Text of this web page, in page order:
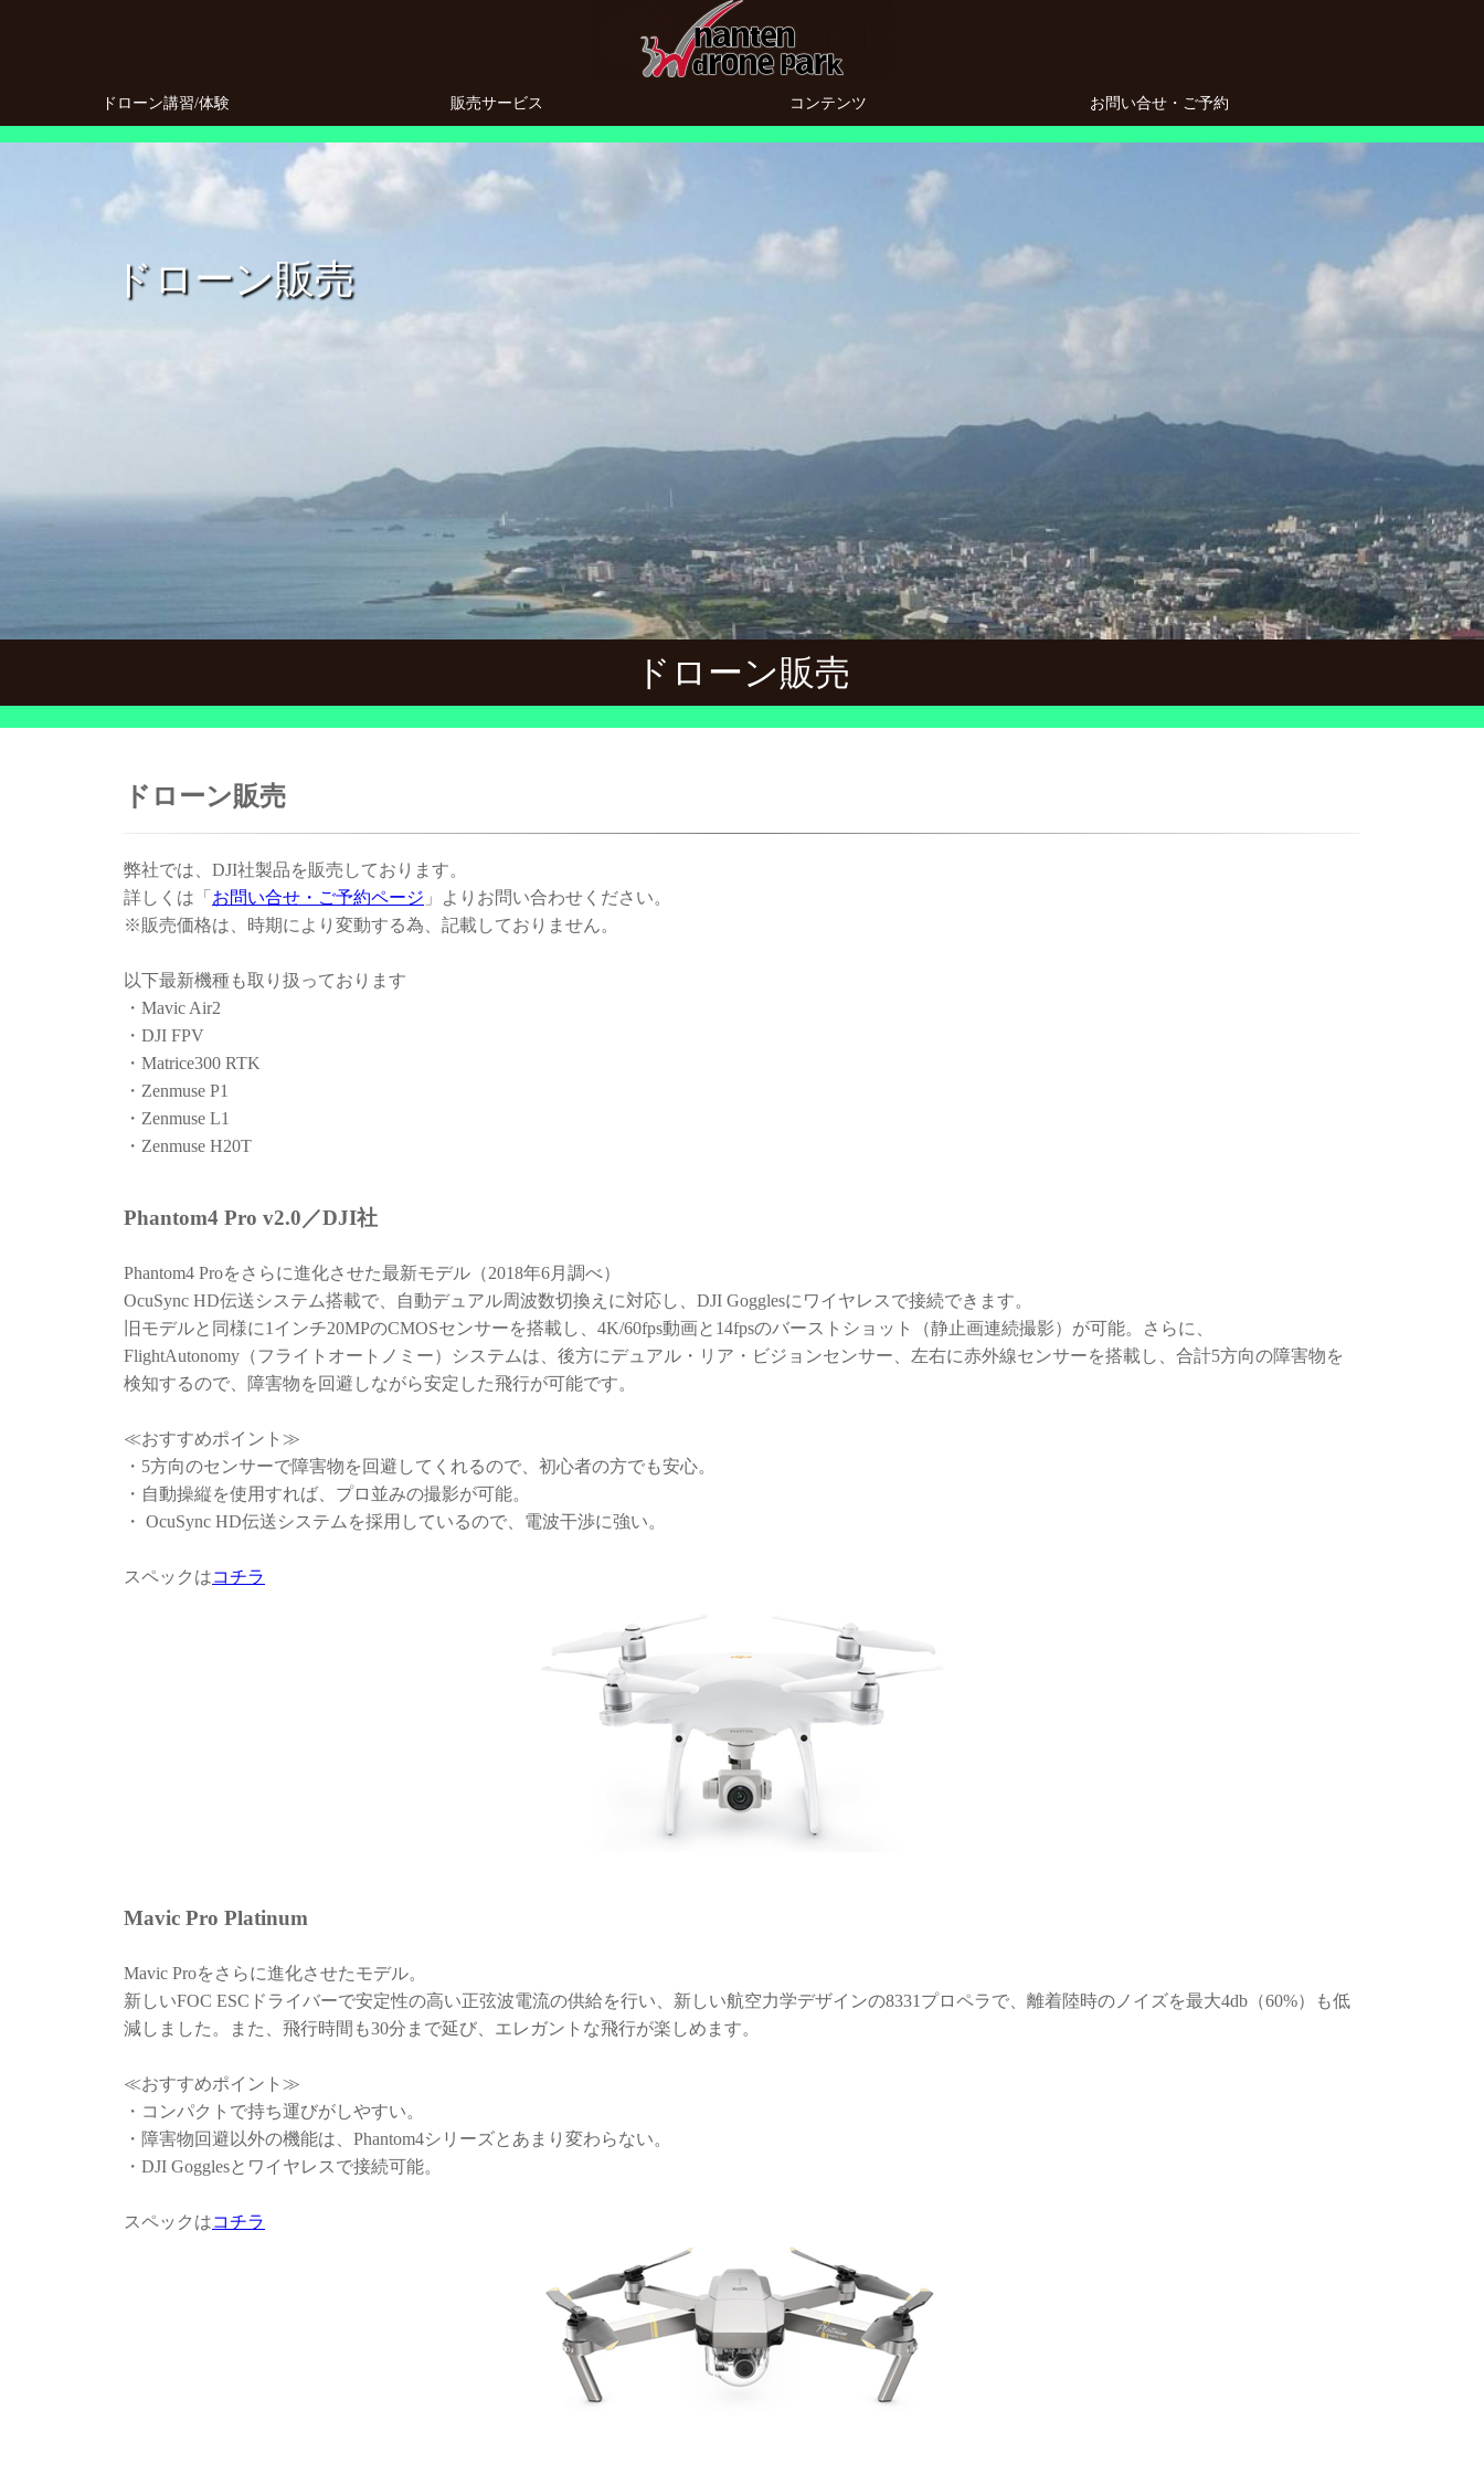
ドローン講習/体験 販売サービス コンテンツ お問い合せ・ご予約
ドローン販売
ドローン販売
ドローン販売
弊社では、DJI社製品を販売しております。
詳しくは「 お問い合せ・ご予約ページ 」よりお問い合わせください。
※販売価格は、時期により変動する為、記載しておりません。
以下最新機種も取り扱っております
・Mavic Air2
・DJI FPV
・Matrice300 RTK
・Zenmuse P1
・Zenmuse L1
・Zenmuse H20T
Phantom4 Pro v2.0／DJI社
Phantom4 Proをさらに進化させた最新モデル（2018年6月調べ）
OcuSync HD伝送システム搭載で、自動デュアル周波数切換えに対応し、DJI Gogglesにワイヤレスで接続できます。
旧モデルと同様に1インチ20MPのCMOSセンサーを搭載し、4K/60fps動画と14fpsのバーストショット（静止画連続撮影）が可能。さらに、
FlightAutonomy（フライトオートノミー）システムは、後方にデュアル・リア・ビジョンセンサー、左右に赤外線センサーを搭載し、合計5方向の障害物を
検知するので、障害物を回避しながら安定した飛行が可能です。
≪おすすめポイント≫
・5方向のセンサーで障害物を回避してくれるので、初心者の方でも安心。
・自動操縦を使用すれば、プロ並みの撮影が可能。
・ OcuSync HD伝送システムを採用しているので、電波干渉に強い。
スペックはコチラ
Mavic Pro Platinum
Mavic Proをさらに進化させたモデル。
新しいFOC ESCドライバーで安定性の高い正弦波電流の供給を行い、新しい航空力学デザインの8331プロペラで、離着陸時のノイズを最大4db（60%）も低
減しました。また、飛行時間も30分まで延び、エレガントな飛行が楽しめます。
≪おすすめポイント≫
・コンパクトで持ち運びがしやすい。
・障害物回避以外の機能は、Phantom4シリーズとあまり変わらない。
・DJI Gogglesとワイヤレスで接続可能。
スペックはコチラ